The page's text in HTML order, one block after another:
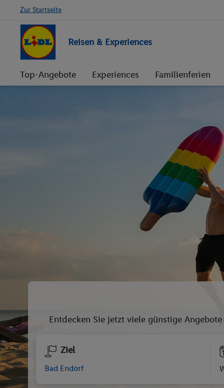
Zur Startseite
Reisen & Experiences
Top-Angebote Experiences Familienferien
Entdecken Sie jetzt viele günstige
Ziel